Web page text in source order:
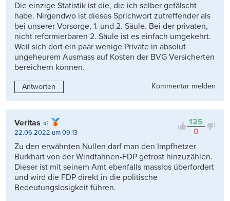
Die einzige Statistik ist die, die ich selber gefälscht
habe. Nirgendwo ist dieses Sprichwort zutreffender als
bei unserer Vorsorge, 1. und 2. Säule. Bei der privaten,
nicht reformierbaren 2. Säule ist es einfach umgekehrt.
Weil sich dort ein paar wenige Private in absolut
ungeheurem Ausmass auf Kosten der BVG Versicherten
bereichern können.
Antworten Kommentar melden
125
0
Veritas
22.06.2022 um 09:13
Zu den erwähnten Nullen darf man den Impfhetzer
Burkhart von der Windfahnen-FDP getrost hinzuzählen.
Dieser ist mit seinem Amt ebenfalls masslos überfordert
und wird die FDP direkt in die politische
Bedeutungslosigkeit führen.